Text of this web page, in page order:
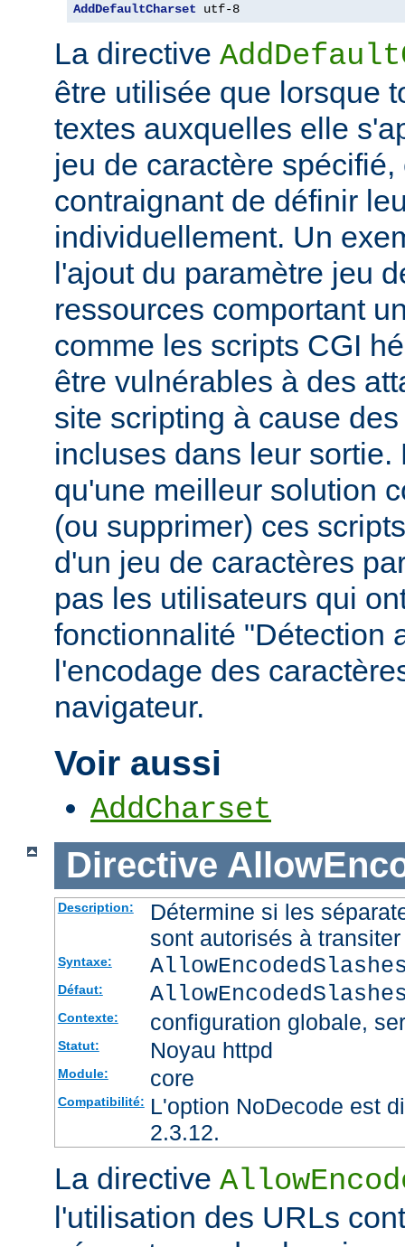
AddDefaultCharset utf-8
La directive
être utilisée que lorsque
textes auxquelles elle
jeu de caractère
contraignant de définir
individuellement. Un
l'ajout du paramètre jeu
ressources comportant
comme les scripts CGI
être vulnérables à des
site scripting à cause
incluses dans leur sortie.
qu'une meilleur solution
(ou supprimer) ces
d'un jeu de caractères
pas les utilisateurs qui
fonctionnalité "Détection
l'encodage des
navigateur.
Voir aussi
AddCharset
Directive
Description:
Détermine si les
sont autorisés à
Syntaxe:
Défaut:
Contexte: configuration globale,
Statut: Noyau httpd
Module: core
Compatibilité: L'option NoDecode est
2.3.12.
La directive
l'utilisation des URLs